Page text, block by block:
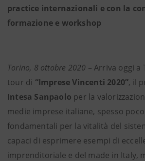
practice internazionali e con la
formazione e workshop
Torino, 8 ottobre 2020 – Arriva oggi
tour di “Imprese Vincenti 2020”, il
Intesa Sanpaolo per la
medie imprese italiane, spesso
fondamentali per la vitalità del
capaci di esprimere esempi di
imprenditoriale e del made in Italy,